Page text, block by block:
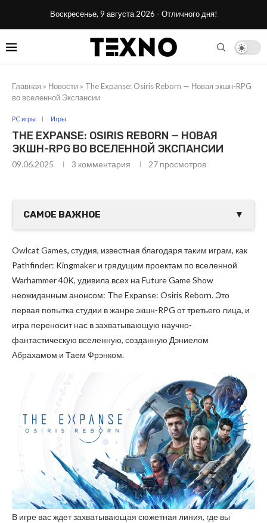
Воскресенье, 9 августа 2026 - Отличного дня!
Главная » Новости » The Expanse: Osiris Reborn — Новая экшн-RPG
во вселенной Экспансии
PC игры Игры
THE EXPANSE: OSIRIS REBORN — НОВАЯ
ЭКШН-RPG ВО ВСЕЛЕННОЙ ЭКСПАНСИИ
09.06.2025 3 комментария 27 просмотров
САМОЕ ВАЖНОЕ ▼
Owlcat Games, студия, известная благодаря таким играм, как
Pathfinder: Kingmaker и грядущим проектам по вселенной
Warhammer 40K, удивила всех на Future Game Show
неожиданным анонсом: The Expanse: Osiris Reborn. Это
первая попытка студии в жанре экшн-RPG от третьего лица, и
игра переносит нас в захватывающую научно-
фантастическую вселенную, созданную Дэниелом
Абрахамом и Таем Фрэнком.
В игре вас ждет захватывающая сюжетная линия, где вы